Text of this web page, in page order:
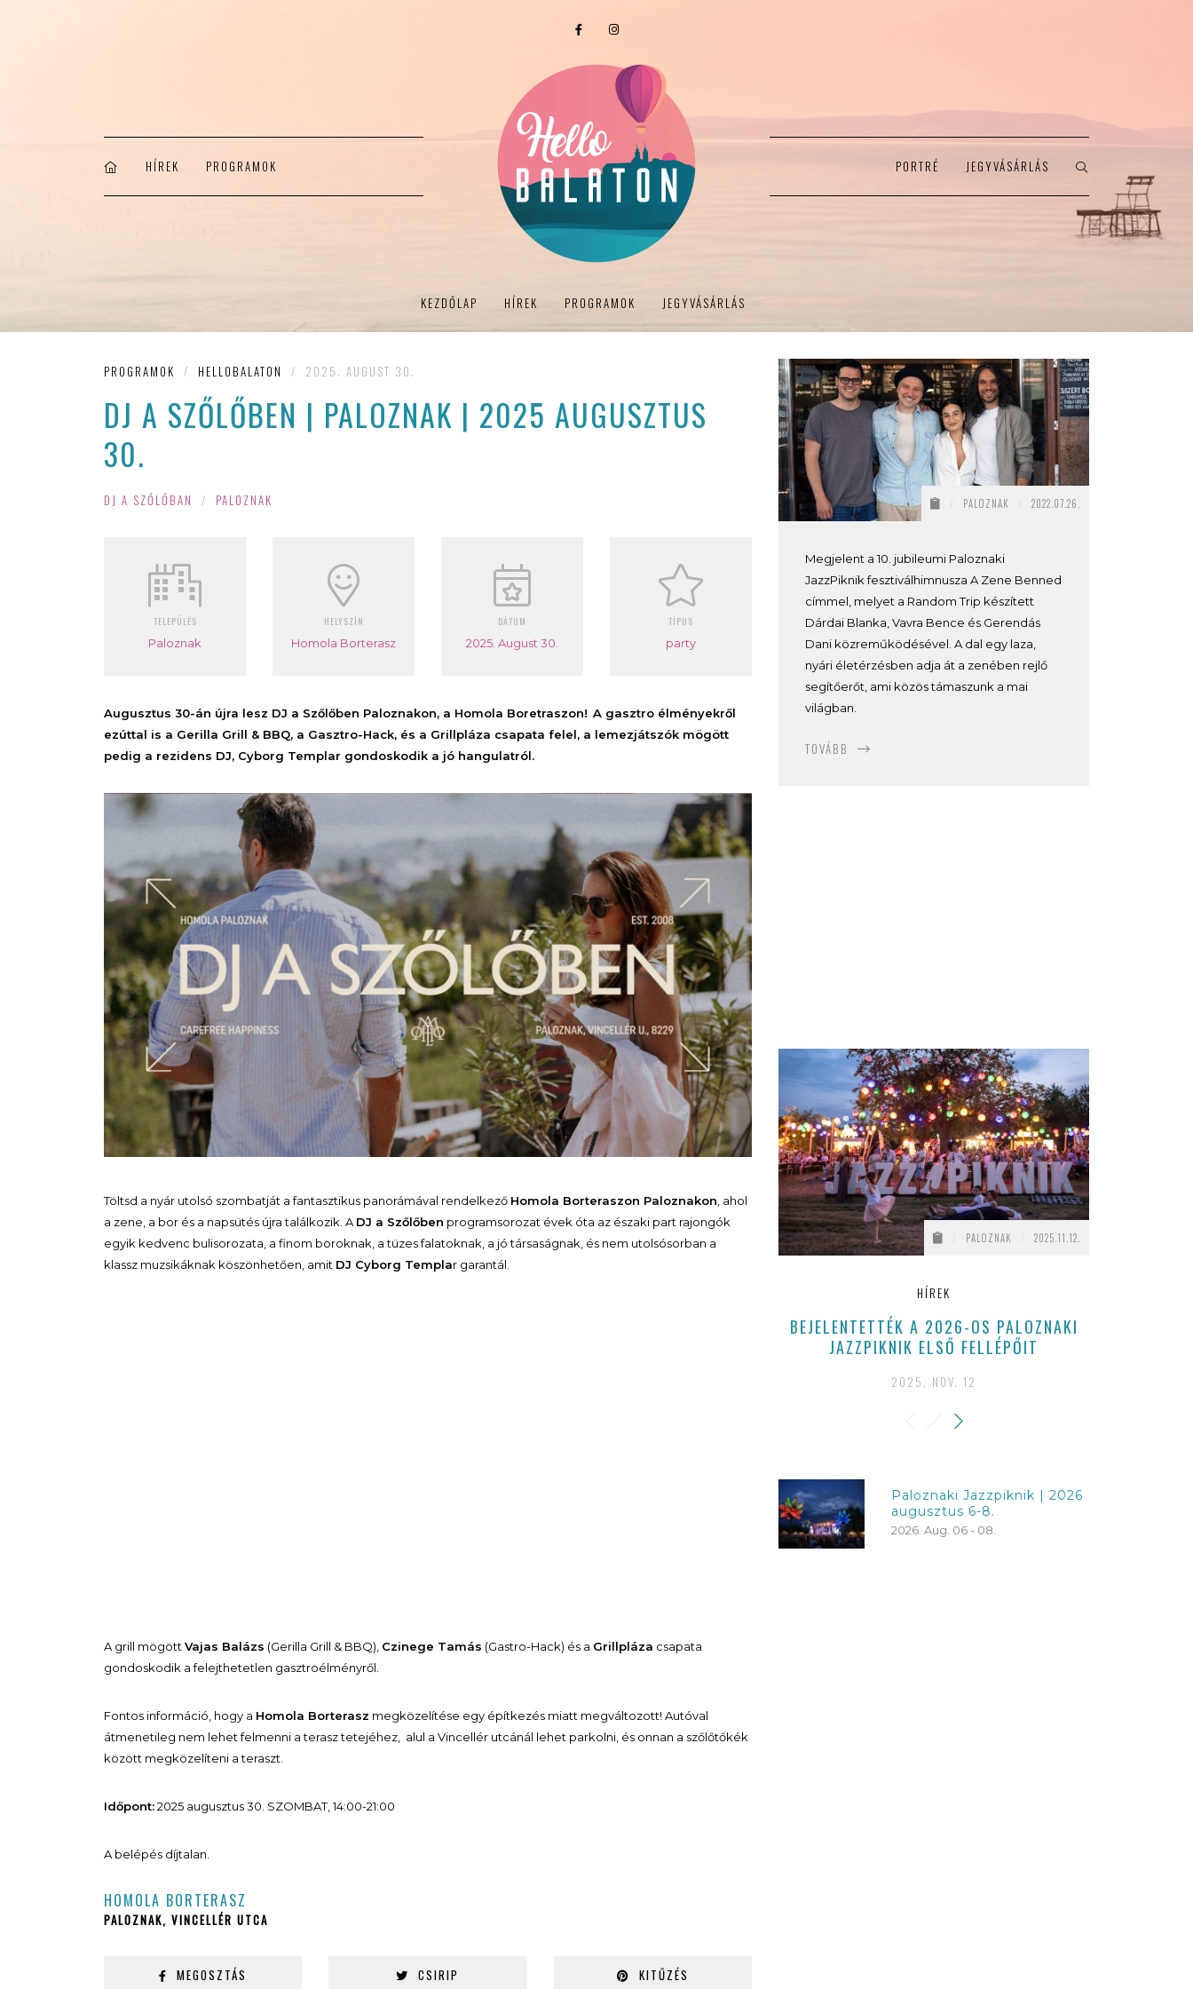
HÍREK PROGRAMOK PORTRÉ JEGYVÁSÁRLÁS
KEZDŐLAP HÍREK PROGRAMOK JEGYVÁSÁRLÁS
PROGRAMOK / HELLOBALATON / 2025. AUGUST 30.
DJ A SZŐLŐBEN | PALOZNAK | 2025 AUGUSZTUS
30.
DJ A SZŐLŐBAN / PALOZNAK
TELEPÜLÉS
Paloznak
HELYSZÍN
Homola Borterasz
DÁTUM
2025. August 30.
TÍPUS
party
Augusztus 30-án újra lesz DJ a Szőlőben Paloznakon, a Homola Boretraszon! A gasztro élményekről
ezúttal is a Gerilla Grill & BBQ, a Gasztro-Hack, és a Grillpláza csapata felel, a lemezjátszók mögött
pedig a rezidens DJ, Cyborg Templar gondoskodik a jó hangulatról.
Töltsd a nyár utolsó szombatját a fantasztikus panorámával rendelkező Homola Borteraszon Paloznakon , ahol
a zene, a bor és a napsütés újra találkozik. A DJ a Szőlőben programsorozat évek óta az északi part rajongók
egyik kedvenc bulisorozata, a finom boroknak, a tüzes falatoknak, a jó társaságnak, és nem utolsósorban a
klassz muzsikáknak köszönhetően, amit DJ Cyborg Templar garantál.
A grill mögött Vajas Balázs (Gerilla Grill & BBQ), Czinege Tamás (Gastro-Hack) és a Grillpláza csapata
gondoskodik a felejthetetlen gasztroélményről.
Fontos információ, hogy a Homola Borterasz megközelítése egy építkezés miatt megváltozott! Autóval
átmenetileg nem lehet felmenni a terasz tetejéhez, alul a Vincellér utcánál lehet parkolni, és onnan a szőlőtőkék
között megközelíteni a teraszt.
Időpont:2025 augusztus 30. SZOMBAT, 14:00-21:00
A belépés díjtalan.
HOMOLA BORTERASZ
PALOZNAK, VINCELLÉR UTCA
MEGOSZTÁS CSIRIP KITŰZÉS
PALOZNAK 2022.07.26.
Megjelent a 10. jubileumi Paloznaki
JazzPiknik fesztiválhimnusza A Zene Benned
címmel, melyet a Random Trip készített
Dárdai Blanka, Vavra Bence és Gerendás
Dani közreműködésével. A dal egy laza,
nyári életérzésben adja át a zenében rejlő
segítőerőt, ami közös támaszunk a mai
világban.
TOVÁBB
PALOZNAK 2025.11.12.
HÍREK
BEJELENTETTÉK A 2026-OS PALOZNAKI
JAZZPIKNIK ELSŐ FELLÉPŐIT
2025. NOV. 12
Paloznaki Jazzpiknik | 2026
augusztus 6-8.
2026. Aug. 06 - 08.